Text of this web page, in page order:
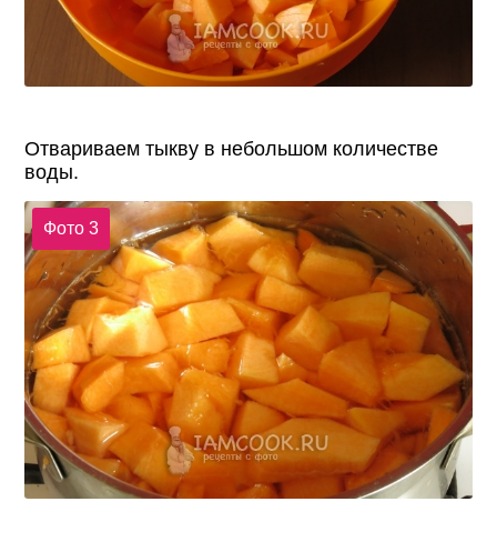
Отвариваем тыкву в небольшом количестве
воды.
Фото 3